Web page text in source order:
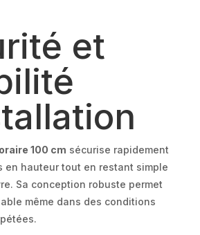
et
100 cm sécurise rapidement
en hauteur tout en restant simple
Sa conception robuste permet
même dans des conditions